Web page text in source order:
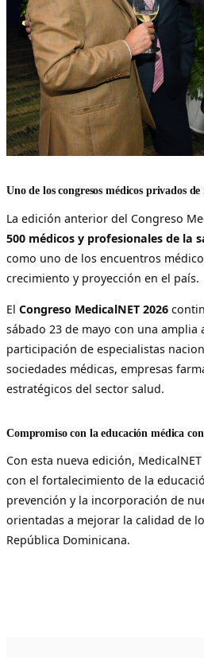
Uno de los congresos médicos privados
La edición anterior del Congreso
500 médicos y profesionales de la
como uno de los encuentros
crecimiento y proyección en el país.
El Congreso MedicalNET 2026
sábado 23 de mayo con una amplia
participación de especialistas
sociedades médicas, empresas
estratégicos del sector salud.
Compromiso con la educación médica
Con esta nueva edición,
con el fortalecimiento de la
prevención y la incorporación de
orientadas a mejorar la calidad de
República Dominicana.